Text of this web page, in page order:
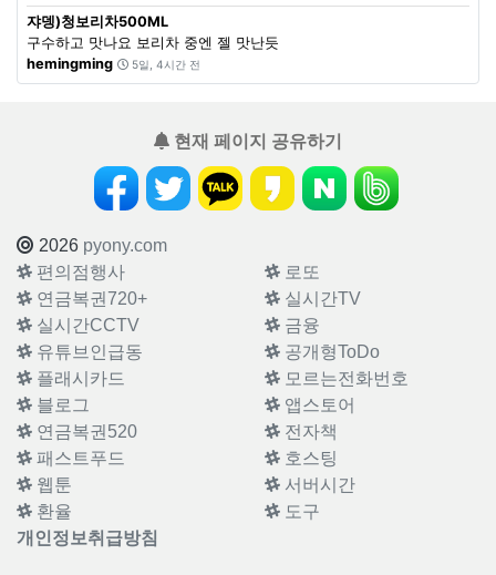
쟈뎅)청보리차500ML
구수하고 맛나요 보리차 중엔 젤 맛난듯
hemingming
5일, 4시간 전
현재 페이지 공유하기
2026 pyony.com
편의점행사
로또
연금복권720+
실시간TV
실시간CCTV
금융
유튜브인급동
공개형ToDo
플래시카드
모르는전화번호
블로그
앱스토어
연금복권520
전자책
패스트푸드
호스팅
웹툰
서버시간
환율
도구
개인정보취급방침